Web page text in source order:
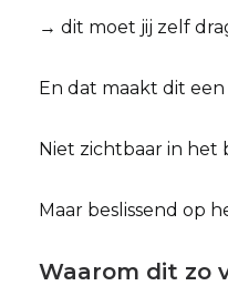
→ dit moet jij zelf
En dat maakt dit
Niet zichtbaar in het
Maar beslissend op
Waarom dit zo